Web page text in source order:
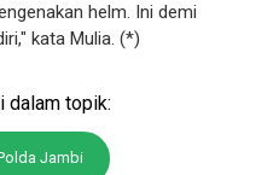
helm. Ini demi
kata Mulia. (*)
dalam topik:
Jambi